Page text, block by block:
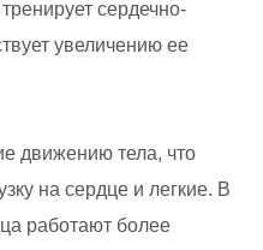
сердечно-
увеличению ее
движению тела, что
на сердце и легкие. В
работают более